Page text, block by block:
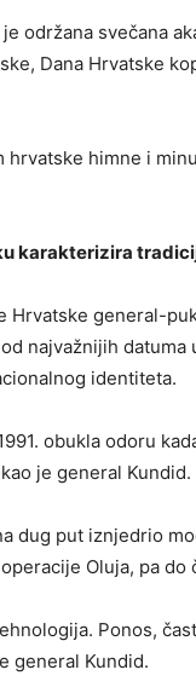
održana svečana
Dana Hrvatske
himne i
karakterizira
Hrvatske general-
najvažnijih datuma
identiteta.
obukla odoru
je general Kundid.
dug put iznjedrio
Oluja, pa do
Ponos,
general Kundid.